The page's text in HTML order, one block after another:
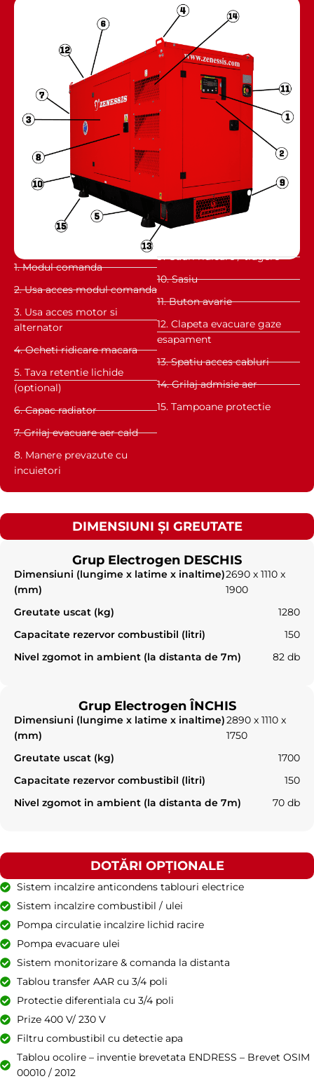
1. Modul comanda
2. Usa acces modul comanda
3. Usa acces motor si
alternator
4. Ocheti ridicare macara
5. Tava retentie lichide
(optional)
6. Capac radiator
7. Grilaj evacuare aer cald
8. Manere prevazute cu
incuietori
9. Gauri ridicare / tragere
10. Sasiu
11. Buton avarie
12. Clapeta evacuare gaze
esapament
13. Spatiu acces cabluri
14. Grilaj admisie aer
15. Tampoane protectie
DIMENSIUNI ȘI GREUTATE
Grup Electrogen DESCHIS
Dimensiuni (lungime x latime x inaltime)
(mm)
2690 x 1110 x
1900
Greutate uscat (kg)
1280
Capacitate rezervor combustibil (litri)
150
Nivel zgomot in ambient (la distanta de 7m)
82 db
Grup Electrogen ÎNCHIS
Dimensiuni (lungime x latime x inaltime)
(mm)
2890 x 1110 x
1750
Greutate uscat (kg)
1700
Capacitate rezervor combustibil (litri)
150
Nivel zgomot in ambient (la distanta de 7m)
70 db
DOTĂRI OPȚIONALE
Sistem incalzire anticondens tablouri electrice
Sistem incalzire combustibil / ulei
Pompa circulatie incalzire lichid racire
Pompa evacuare ulei
Sistem monitorizare & comanda la distanta
Tablou transfer AAR cu 3/4 poli
Protectie diferentiala cu 3/4 poli
Prize 400 V/ 230 V
Filtru combustibil cu detectie apa
Tablou ocolire – inventie brevetata ENDRESS – Brevet OSIM
00010 / 2012